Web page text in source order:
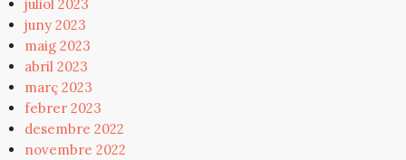
juliol 2023
juny 2023
maig 2023
abril 2023
març 2023
febrer 2023
desembre 2022
novembre 2022